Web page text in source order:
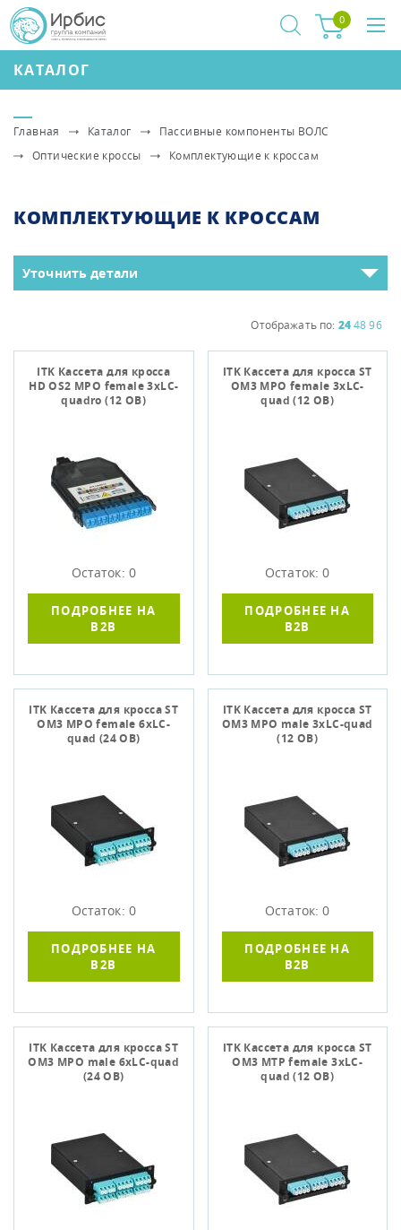
КАТАЛОГ
0
Главная Каталог
Пассивные компоненты ВОЛС
Оптические кроссы
Комплектующие к кроссам
Уточнить детали
КОМПЛЕКТУЮЩИЕ К КРОССАМ
Отображать по: 2448 96
ITK Кассета для кросса
HD OS2 MPO female 3хLC-
quadro (12 ОВ)
Остаток: 0
ПОДРОБНЕЕ НА
B2B
ITK Кассета для кросса ST
OM3 MPO female 3хLC-
quad (12 ОВ)
Остаток: 0
ПОДРОБНЕЕ НА
B2B
ITK Кассета для кросса ST
OM3 MPO female 6хLC-
quad (24 ОВ)
Остаток: 0
ПОДРОБНЕЕ НА
B2B
ITK Кассета для кросса ST
OM3 MPO male 3хLC-quad
(12 ОВ)
Остаток: 0
ПОДРОБНЕЕ НА
B2B
ITK Кассета для кросса ST
OM3 MPO male 6хLC-quad
(24 ОВ)
ITK Кассета для кросса ST
OM3 MTP female 3хLC-
quad (12 ОВ)